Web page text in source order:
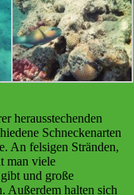
herausstechenden
Schneckenarten
An felsigen Stränden,
man viele
und große
Außerdem halten sich